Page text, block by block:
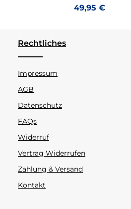
Regulärer Preis:
49,95 €
Rechtliches
Impressum
AGB
Datenschutz
FAQs
Widerruf
Vertrag Widerrufen
Zahlung & Versand
Kontakt